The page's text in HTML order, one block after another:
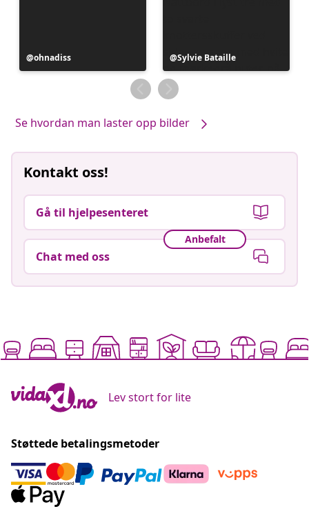
Innlegg
publisert
ohnadiss
Innlegg
publisert
av
Sylvie Bataille
Se hvordan man laster opp bilder
Kontakt oss!
Gå til hjelpesenteret
Anbefalt
Chat med oss
Lev stort for lite
Støttede betalingsmetoder